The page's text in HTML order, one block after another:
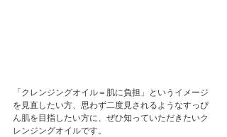
「クレンジングオイル＝肌に負担」というイメージ
を見直したい方、思わず二度見されるようなすっぴ
ん肌を目指したい方に、ぜひ知っていただきたいク
レンジングオイルです。